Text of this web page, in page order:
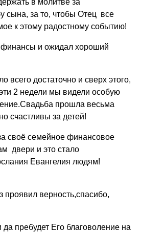
в молитве за
сына, за то, чтобы Отец все
к этому радостному событию!
и ожидал хороший
всего достаточно и сверх этого,
2 недели мы видели особую
прошла весьма
счастливы за детей!
своё семейное финансовое
двери и это стало
Евангелия людям!
проявил верность,спасибо,
пребудет Его благоволение на